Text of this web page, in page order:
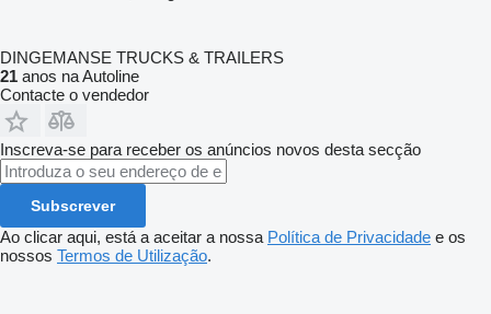
DINGEMANSE TRUCKS & TRAILERS
21 anos na Autoline
Contacte o vendedor
Inscreva-se para receber os anúncios novos desta secção
Subscrever
Ao clicar aqui, está a aceitar a nossa Política de Privacidade e os
nossos Termos de Utilização.